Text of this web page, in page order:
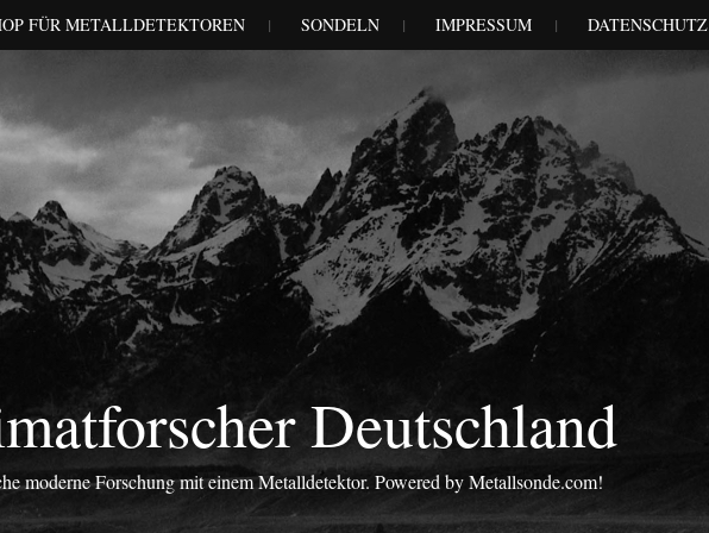
FÜR METALLDETEKTOREN SONDELN IMPRESSUM DATENSCHUTZ
Deutschland
moderne Forschung mit einem Metalldetektor. Powered by Metallsonde.com!